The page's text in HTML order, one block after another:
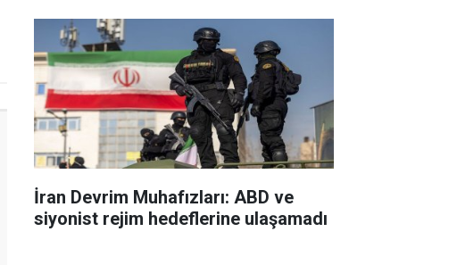
İran Devrim Muhafızları: ABD ve
siyonist rejim hedeflerine ulaşamadı